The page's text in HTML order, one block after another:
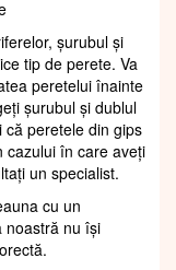
șurubul și
tip de perete. Va
peretelui înainte
șurubul și dublul
că peretele din gips
cazului în care aveți
un specialist.
cu un
noastră nu își